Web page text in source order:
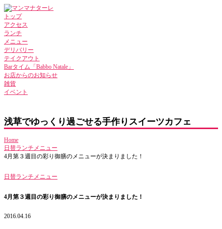
トップ
アクセス
ランチ
メニュー
デリバリー
テイクアウト
Barタイム「Babbo Natale」
お店からのお知らせ
雑貨
イベント
浅草でゆっくり過ごせる手作りスイーツカフェ
Home
日替ランチメニュー
4月第３週目の彩り御膳のメニューが決まりました！
日替ランチメニュー
4月第３週目の彩り御膳のメニューが決まりました！
2016.04.16